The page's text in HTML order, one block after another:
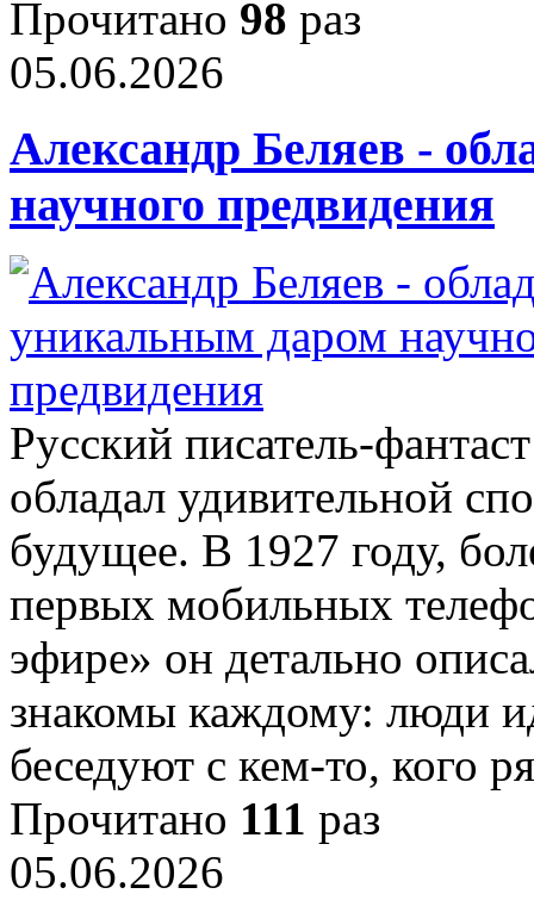
Прочитано 98 раз
05.06.2026
Александр Беляев -
научного предвидения
Русский
обладал удивительной
будущее. В 1927 году,
первых мобильных
эфире» он детально
знакомы каждому: люди
беседуют с кем‑то, кого
Прочитано 111 раз
05.06.2026